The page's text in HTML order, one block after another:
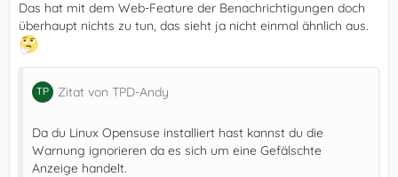
Das hat mit dem Web-Feature der Benachrichtigungen doch
überhaupt nichts zu tun, das sieht ja nicht einmal ähnlich aus.
Zitat von TPD-Andy
Da du Linux Opensuse installiert hast kannst du die
Warnung ignorieren da es sich um eine Gefälschte
Anzeige handelt.